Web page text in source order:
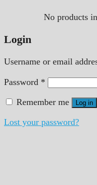
No products
Login
Username or email
Password *
Remember me Log in
Lost your password?